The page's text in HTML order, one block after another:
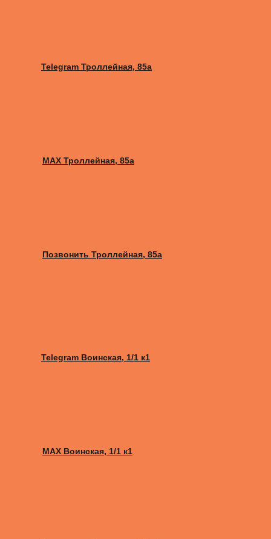
Telegram Троллейная, 85а
MAX Троллейная, 85а
Позвонить Троллейная, 85а
Telegram Воинская, 1/1 к1
MAX Воинская, 1/1 к1